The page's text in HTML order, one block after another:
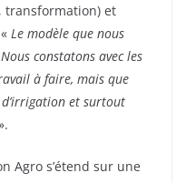
transformation) et
Le modèle que nous
constatons avec les
à faire, mais que
et surtout
Agro s’étend sur une